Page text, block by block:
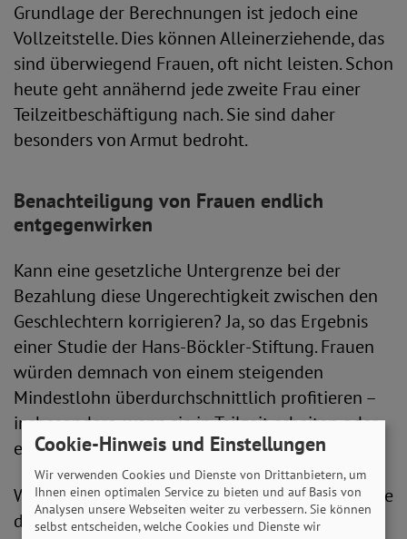
Grundlage der Berechnungen ist jedoch eine
Vollzeitstelle. Dies können Alleinerziehende, das
sind überwiegend Frauen, oft nicht leisten. Schon
heute geht annähernd jede zweite Frau einer
Teilzeitbeschäftigung nach. Sie sind daher
besonders von Armut bedroht.
Benachteiligung von Frauen endlich
entgegenwirken
Kann eine gesetzliche Untergrenze bei der
Bezahlung diese Ungerechtigkeit zwischen den
Geschlechtern korrigieren? Ja, so das Ergebnis
einer Studie der Hans-Böckler-Stiftung. Frauen
würden demnach von einem steigenden
Mindestlohn überdurchschnittlich profitieren –
insbesondere, wenn sie in Teilzeit arbeiten oder
einen befristeten Arbeitsvertrag haben.
Wie aber wirkt sich ein Mindestlohn auf die Höhe
der gesetzlichen Rente aus?
Cookie-Hinweis und Einstellungen
Wir verwenden Cookies und Dienste von Drittanbietern, um
Ihnen einen optimalen Service zu bieten und auf Basis von
Analysen unsere Webseiten weiter zu verbessern. Sie können
selbst entscheiden, welche Cookies und Dienste wir